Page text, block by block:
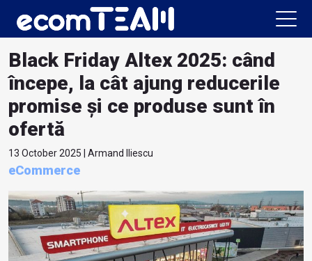
Black Friday Altex 2025: când
începe, la cât ajung reducerile
promise și ce produse sunt în
ofertă
13 October 2025 | Armand Iliescu
eCommerce